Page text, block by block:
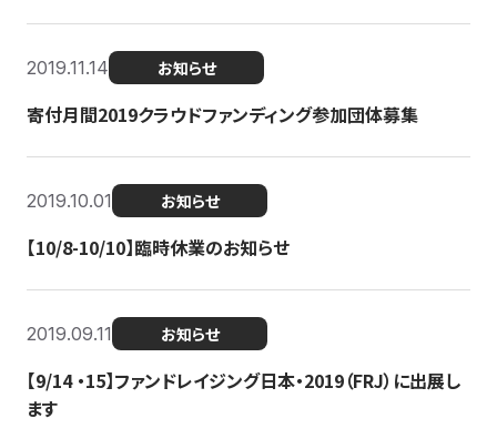
2019.11.14 お知らせ
寄付月間2019クラウドファンディング参加団体募集
2019.10.01 お知らせ
【10/8-10/10】臨時休業のお知らせ
2019.09.11 お知らせ
【9/14 ・15】ファンドレイジング日本・2019（FRJ）に出展し
ます